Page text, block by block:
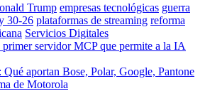
Trump empresas tecnológicas guerra
30-26 plataformas de streaming reforma
Servicios Digitales
servidor MCP que permite a la IA
aportan Bose, Polar, Google, Pantone
de Motorola